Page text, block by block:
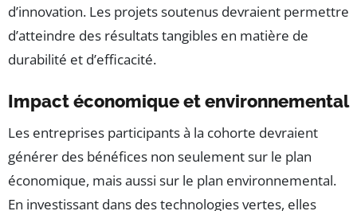
d’innovation. Les projets soutenus devraient permettre
d’atteindre des résultats tangibles en matière de
durabilité et d’efficacité.
Impact économique et environnemental
Les entreprises participants à la cohorte devraient
générer des bénéfices non seulement sur le plan
économique, mais aussi sur le plan environnemental.
En investissant dans des technologies vertes, elles